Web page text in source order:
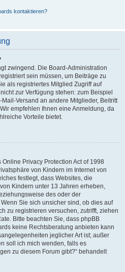
kontaktieren?
zwingend. Die Board-Administration
sein müssen, um Beiträge zu
als registriertes Mitglied Zugriff auf
zur Verfügung stehen: zum Beispiel
Versand an andere Mitglieder, Beitritt
empfehlen Ihnen eine Anmeldung, da
Vorteile bietet.
Privacy Protection Act of 1998
von Kindern im Internet von
festlegt, dass Websites, die
Kindern unter 13 Jahren erheben,
des oder der
Sie sich unsicher sind, ob dies auf
zu registrieren versuchen, zutrifft, ziehen
Bitte beachten Sie, dass phpBB
keine Rechtsberatung anbieten kann
jeglicher Art ist; außer
soll ich mich wenden, falls es
zu diesem Forum gibt?“ behandelt